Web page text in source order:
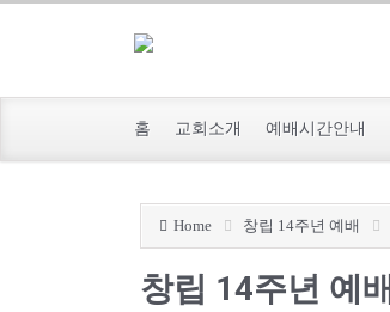
홈 교회소개 예배시간안내
Home 창립 14주년 예배
창립 14주년 예배